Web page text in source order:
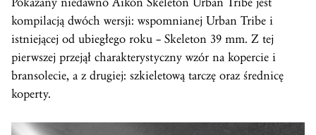
kompilacją dwóch wersji: wspomnianej Urban Tribe i
istniejącej od ubiegłego roku – Skeleton 39 mm. Z tej
pierwszej przejął charakterystyczny wzór na kopercie i
bransolecie, a z drugiej: szkieletową tarczę oraz średnicę
koperty.